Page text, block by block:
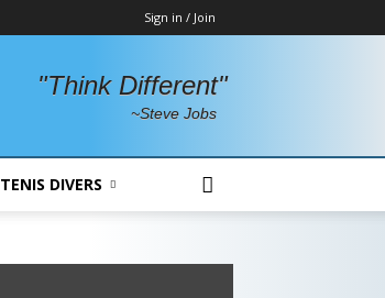
Sign in / Join
"Think Different"
~Steve Jobs
TENIS DIVERS